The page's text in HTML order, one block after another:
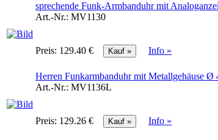
sprechende Funk-Armbanduhr mit
Art.-Nr.: MV1130
Preis: 129.40 € Info »
Herren Funkarmbanduhr mit Metallgehäuse
Art.-Nr.: MV1136L
Preis: 129.26 € Info »